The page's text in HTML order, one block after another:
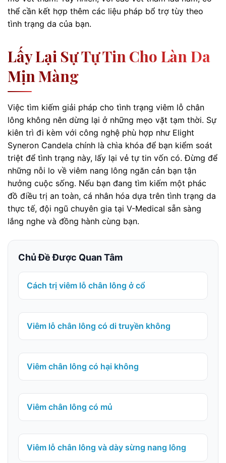
thể cần kết hợp thêm các liệu pháp bổ trợ tùy theo
tình trạng da của bạn.
Lấy Lại Sự Tự Tin Cho Làn Da
Mịn Màng
Việc tìm kiếm giải pháp cho tình trạng viêm lỗ chân
lông không nên dừng lại ở những mẹo vặt tạm thời. Sự
kiên trì đi kèm với công nghệ phù hợp như Elight
Syneron Candela chính là chìa khóa để bạn kiểm soát
triệt để tình trạng này, lấy lại vẻ tự tin vốn có. Đừng để
những nỗi lo về viêm nang lông ngăn cản bạn tận
hưởng cuộc sống. Nếu bạn đang tìm kiếm một phác
đồ điều trị an toàn, cá nhân hóa dựa trên tình trạng da
thực tế, đội ngũ chuyên gia tại V-Medical sẵn sàng
lắng nghe và đồng hành cùng bạn.
Chủ Đề Được Quan Tâm
Cách trị viêm lỗ chân lông ở cổ
Viêm lỗ chân lông có di truyền không
Viêm chân lông có hại không
Viêm chân lông có mủ
Viêm lỗ chân lông và dày sừng nang lông